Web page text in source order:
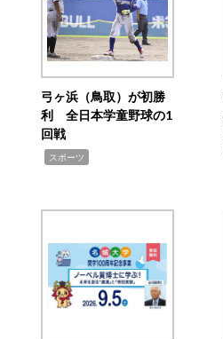
弓ヶ浜（鳥取）が初勝
利 全日本学童野球の1
回戦
スポーツ